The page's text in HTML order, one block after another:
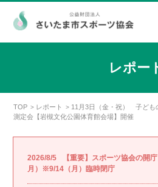
レポー
TOP > レポート > 11月3日（金・祝） 子ども
測定会【岩槻文化公園体育館会場】開催
2026/8/5
【重要】スポーツ協会の開
月）※9/14（月）臨時閉庁